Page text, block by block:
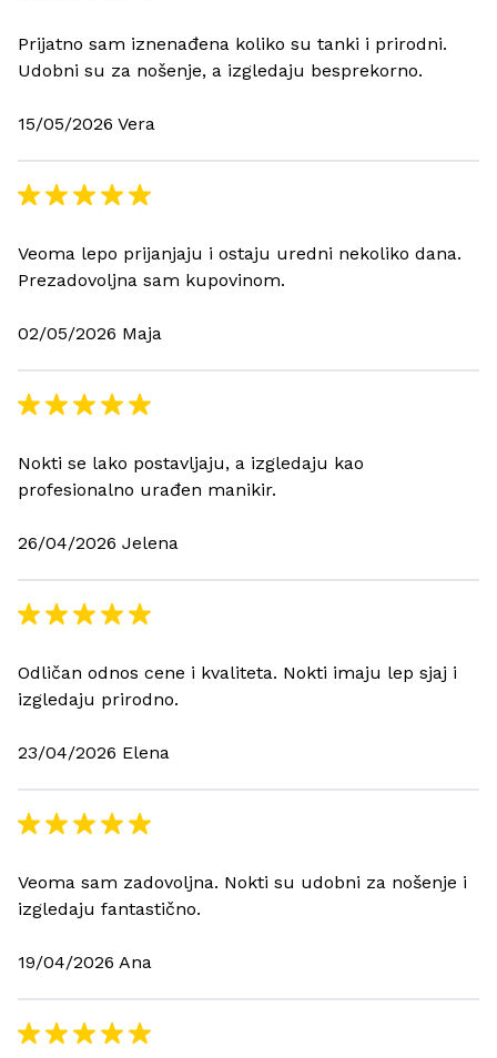
Prijatno sam iznenađena koliko su tanki i prirodni.
Udobni su za nošenje, a izgledaju besprekorno.
15/05/2026 Vera
Veoma lepo prijanjaju i ostaju uredni nekoliko dana.
Prezadovoljna sam kupovinom.
02/05/2026 Maja
Nokti se lako postavljaju, a izgledaju kao
profesionalno urađen manikir.
26/04/2026 Jelena
Odličan odnos cene i kvaliteta. Nokti imaju lep sjaj i
izgledaju prirodno.
23/04/2026 Elena
Veoma sam zadovoljna. Nokti su udobni za nošenje i
izgledaju fantastično.
19/04/2026 Ana